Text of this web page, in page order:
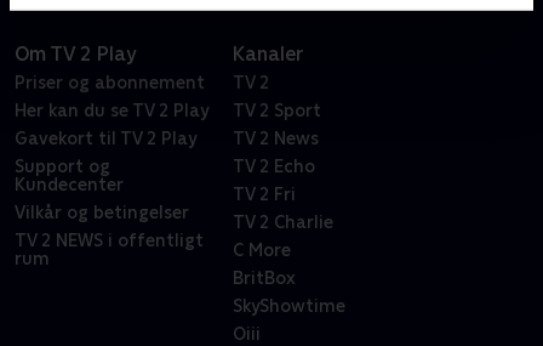
Om TV 2 Play
Priser og abonnement
Her kan du se TV 2 Play
Gavekort til TV 2 Play
Support og
Kundecenter
Vilkår og betingelser
TV 2 NEWS i offentligt
rum
Kanaler
TV 2
TV 2 Sport
TV 2 News
TV 2 Echo
TV 2 Fri
TV 2 Charlie
C More
BritBox
SkyShowtime
Oiii